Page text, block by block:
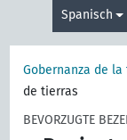
Spanisch
Gobernanza de la
de tierras
BEVORZUGTE